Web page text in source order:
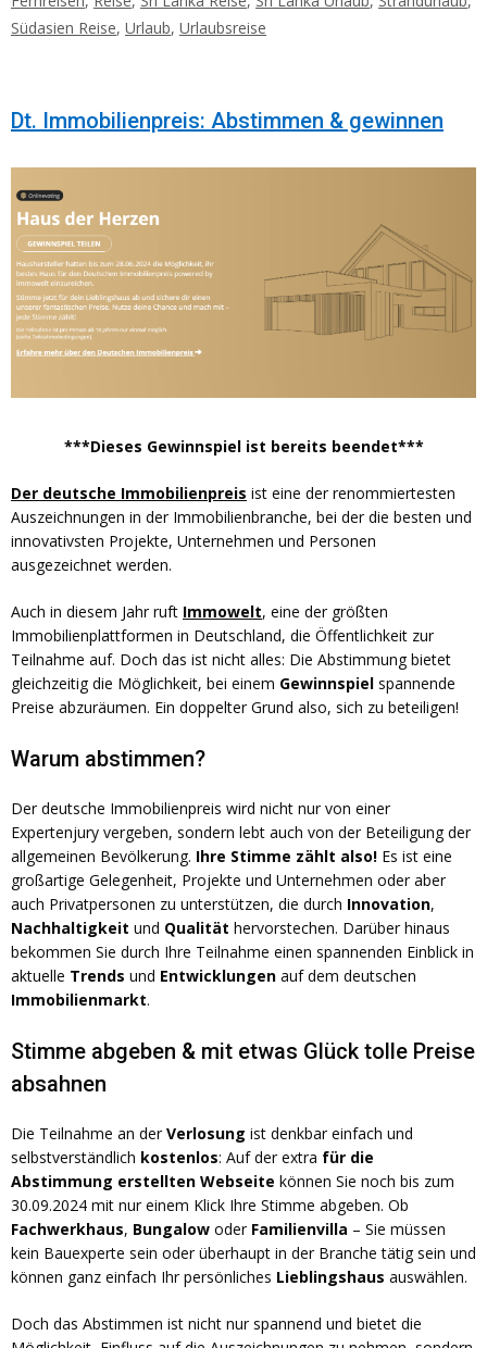
Südasien Reise, Urlaub, Urlaubsreise
Dt. Immobilienpreis: Abstimmen & gewinnen
***Dieses Gewinnspiel ist bereits beendet***
Der deutsche Immobilienpreis ist eine der renommiertesten
Auszeichnungen in der Immobilienbranche, bei der die besten und
innovativsten Projekte, Unternehmen und Personen
ausgezeichnet werden.
Auch in diesem Jahr ruft Immowelt, eine der größten
Immobilienplattformen in Deutschland, die Öffentlichkeit zur
Teilnahme auf. Doch das ist nicht alles: Die Abstimmung bietet
gleichzeitig die Möglichkeit, bei einem Gewinnspiel spannende
Preise abzuräumen. Ein doppelter Grund also, sich zu beteiligen!
Warum abstimmen?
Der deutsche Immobilienpreis wird nicht nur von einer
Expertenjury vergeben, sondern lebt auch von der Beteiligung der
allgemeinen Bevölkerung. Ihre Stimme zählt also! Es ist eine
großartige Gelegenheit, Projekte und Unternehmen oder aber
auch Privatpersonen zu unterstützen, die durch Innovation,
Nachhaltigkeit und Qualität hervorstechen. Darüber hinaus
bekommen Sie durch Ihre Teilnahme einen spannenden Einblick in
aktuelle Trends und Entwicklungen auf dem deutschen
Immobilienmarkt.
Stimme abgeben & mit etwas Glück tolle Preise
absahnen
Die Teilnahme an derVerlosung ist denkbar einfach und
selbstverständlich kostenlos: Auf der extra für die
Abstimmung erstellten Webseite können Sie noch bis zum
30.09.2024 mit nur einem Klick Ihre Stimme abgeben. Ob
Fachwerkhaus, Bungalow oder Familienvilla – Sie müssen
kein Bauexperte sein oder überhaupt in der Branche tätig sein und
können ganz einfach Ihr persönliches Lieblingshaus auswählen.
Doch das Abstimmen ist nicht nur spannend und bietet die